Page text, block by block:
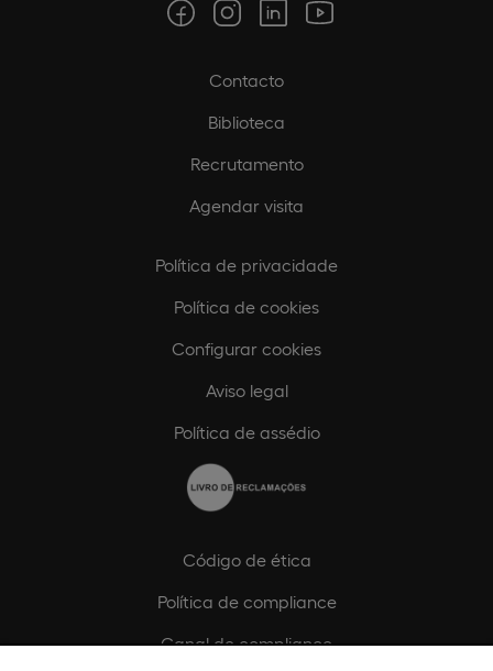
Contacto
Biblioteca
Recrutamento
Agendar visita
Política de privacidade
Política de cookies
Configurar cookies
Aviso legal
Política de assédio
Código de ética
Política de compliance
Canal de compliance